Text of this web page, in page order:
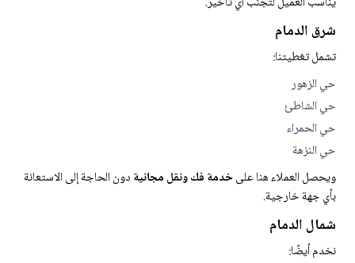
شرق الدمام
تشمل تغطيتنا:
حي الزهور
حي الشاطئ
حي الحمراء
حي النزهة
ويحصل العملاء هنا علىخدمة فك ونقل مجانيةدون الحاجة إلى الاستعانة
بأي جهة خارجية.
شمال الدمام
نخدم أيضًا: